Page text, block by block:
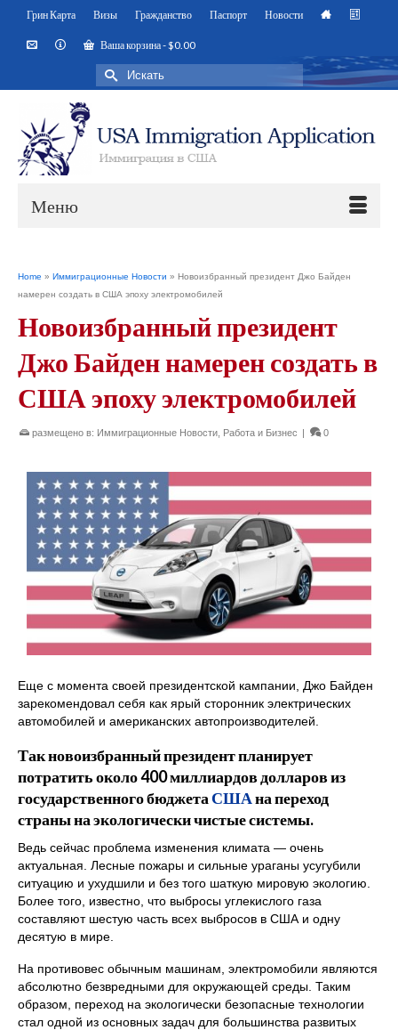
Грин Карта Визы Гражданство Паспорт Новости
Ваша корзина-$0.00
Искать:
Меню
Home » Иммиграционные Новости » Новоизбранный президент Джо Байден
намерен создать в США эпоху электромобилей
Новоизбранный президент
Джо Байден намерен создать в
США эпоху электромобилей
размещено в: Иммиграционные Новости Работа и Бизнес | 0
Еще с момента своей президентской кампании, Джо Байден
зарекомендовал себя как ярый сторонник электрических
автомобилей и американских автопроизводителей.
Так новоизбранный президент планирует
потратить около 400 миллиардов долларов из
государственного бюджетаСШАна переход
страны на экологически чистые системы.
Ведь сейчас проблема изменения климата — очень
актуальная. Лесные пожары и сильные ураганы усугубили
ситуацию и ухудшили и без того шаткую мировую экологию.
Более того, известно, что выбросы углекислого газа
составляют шестую часть всех выбросов в США и одну
десятую в мире.
На противовес обычным машинам, электромобили являются
абсолютно безвредными для окружающей среды. Таким
образом, переход на экологически безопасные технологии
стал одной из основных задач для большинства развитых